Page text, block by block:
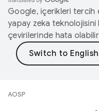
Google, içerikleri tercih
yapay zeka teknolojisini
çevirilerinde hata
AOSP